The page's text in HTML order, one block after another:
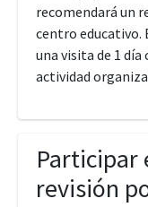
recomendará un
centro educativo.
una visita de 1
actividad
Participar
revisión